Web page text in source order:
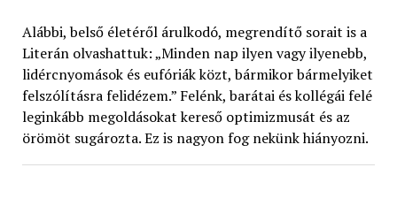
Alábbi, belső életéről árulkodó, megrendítő sorait is a
Literán olvashattuk: „Minden nap ilyen vagy ilyenebb,
lidércnyomások és eufóriák közt, bármikor bármelyiket
felszólításra felidézem.” Felénk, barátai és kollégái felé
leginkább megoldásokat kereső optimizmusát és az
örömöt sugározta. Ez is nagyon fog nekünk hiányozni.